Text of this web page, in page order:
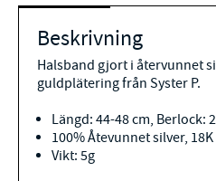
Beskrivning
Halsband gjort i återvunnet
guldplätering från Syster P.
Längd: 44-48 cm, Berlock:
100% Åtevunnet silver,
Vikt: 5g